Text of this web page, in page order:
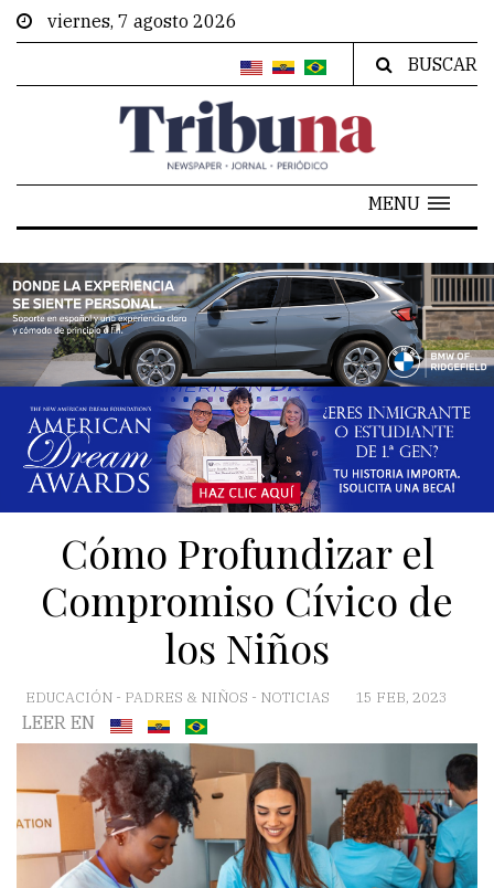
viernes, 7 agosto 2026
BUSCAR
MENU
Cómo Profundizar el
Compromiso Cívico de
los Niños
EDUCACIÓN - PADRES & NIÑOS - NOTICIAS 15 FEB, 2023
LEER EN